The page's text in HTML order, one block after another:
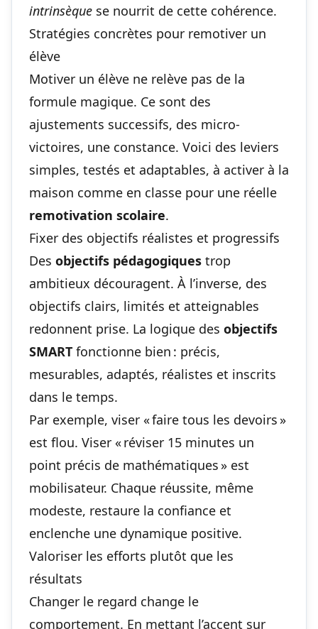
intrinsèque se nourrit de cette cohérence.
Stratégies concrètes pour remotiver un
élève
Motiver un élève ne relève pas de la
formule magique. Ce sont des
ajustements successifs, des micro-
victoires, une constance. Voici des leviers
simples, testés et adaptables, à activer à la
maison comme en classe pour une réelle
remotivation scolaire.
Fixer des objectifs réalistes et progressifs
Des objectifs pédagogiques trop
ambitieux découragent. À l’inverse, des
objectifs clairs, limités et atteignables
redonnent prise. La logique des objectifs
SMART fonctionne bien : précis,
mesurables, adaptés, réalistes et inscrits
dans le temps.
Par exemple, viser « faire tous les devoirs »
est flou. Viser « réviser 15 minutes un
point précis de mathématiques » est
mobilisateur. Chaque réussite, même
modeste, restaure la confiance et
enclenche une dynamique positive.
Valoriser les efforts plutôt que les
résultats
Changer le regard change le
comportement. En mettant l’accent sur